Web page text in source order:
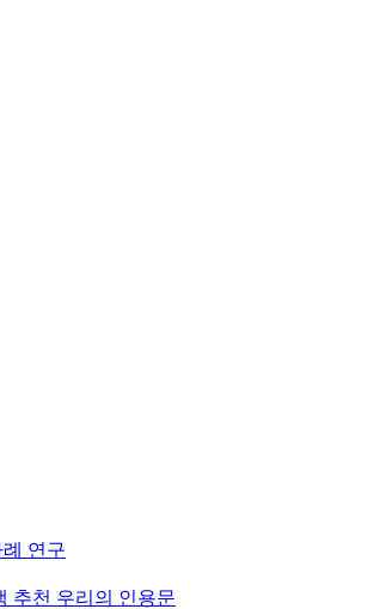
연구
추천 우리의 인용문